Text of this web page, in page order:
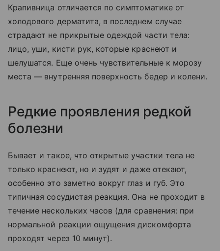
Крапивница отличается по симптоматике от
холодового дерматита, в последнем случае
страдают не прикрытые одеждой части тела:
лицо, уши, кисти рук, которые краснеют и
шелушатся. Еще очень чувствительные к морозу
места — внутренняя поверхность бедер и колени.
Редкие проявления редкой
болезни
Бывает и такое, что открытые участки тела не
только краснеют, но и зудят и даже отекают,
особенно это заметно вокруг глаз и губ. Это
типичная сосудистая реакция. Она не проходит в
течение нескольких часов (для сравнения: при
нормальной реакции ощущения дискомфорта
проходят через 10 минут).